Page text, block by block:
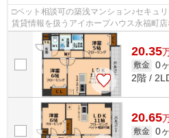
□ペット相談可の築浅マンション♪セキュ
賃貸情報を扱うアイホープハウス永福町
きっと見つかります。お電話03-3327-777...
20.35
敷金 0
2階 /
20.65
敷金 0